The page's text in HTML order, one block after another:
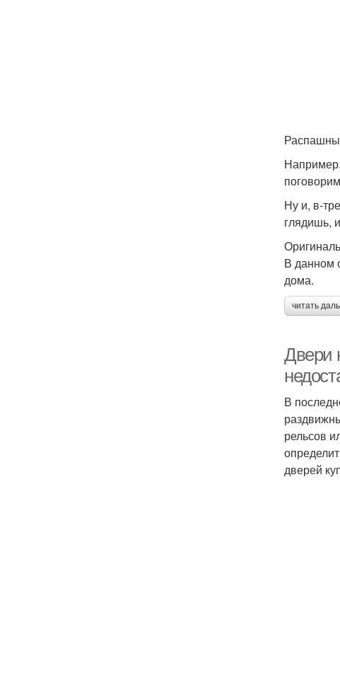
Ну и, в-
глядишь,
В данном
дома.
читать
Двери
В
рельсов
дверей